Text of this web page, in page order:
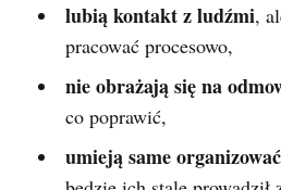
lubią kontakt z ludźmi,
pracować procesowo,
nie obrażają się na
co poprawić,
umieją same